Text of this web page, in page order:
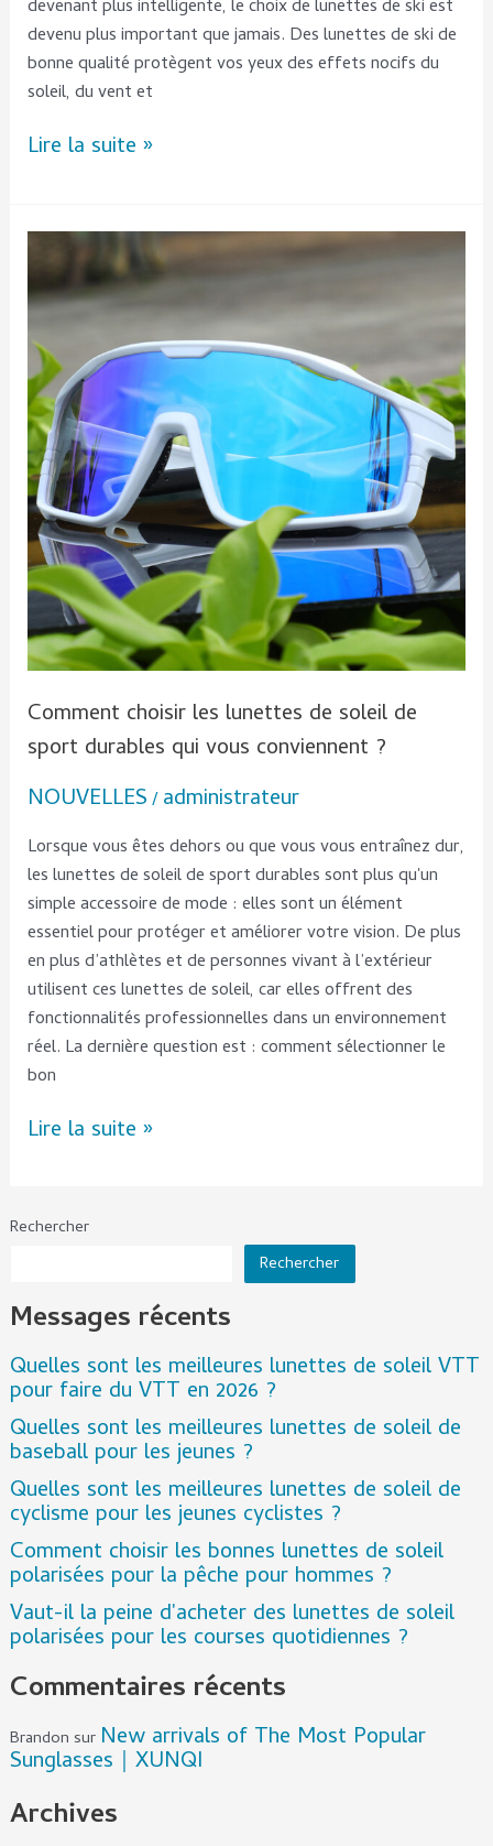
Rechercher
Rechercher
Messages récents
Quelles sont les meilleures lunettes de soleil VTT
pour faire du VTT en 2026 ?
Quelles sont les meilleures lunettes de soleil de
baseball pour les jeunes ?
Quelles sont les meilleures lunettes de soleil de
cyclisme pour les jeunes cyclistes ?
Comment choisir les bonnes lunettes de soleil
polarisées pour la pêche pour hommes ?
Vaut-il la peine d'acheter des lunettes de soleil
polarisées pour les courses quotidiennes ?
Commentaires récents
Brandon sur New arrivals of The Most Popular
Sunglasses｜XUNQI
Archives
devenant plus intelligente, le choix de lunettes de ski est
devenu plus important que jamais. Des lunettes de ski de
bonne qualité protègent vos yeux des effets nocifs du
soleil, du vent et
Lire la suite »
Comment choisir les lunettes de soleil de
sport durables qui vous conviennent ?
NOUVELLES/administrateur
Lorsque vous êtes dehors ou que vous vous entraînez dur,
les lunettes de soleil de sport durables sont plus qu'un
simple accessoire de mode : elles sont un élément
essentiel pour protéger et améliorer votre vision. De plus
en plus d’athlètes et de personnes vivant à l’extérieur
utilisent ces lunettes de soleil, car elles offrent des
fonctionnalités professionnelles dans un environnement
réel. La dernière question est : comment sélectionner le
bon
Comment
choisir
les
lunettes
de
soleil
de
sport
durables
qui
vous
conviennent
?
Lire la suite »